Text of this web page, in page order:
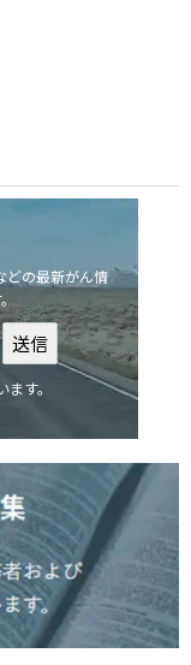
どの最新がん情
す。